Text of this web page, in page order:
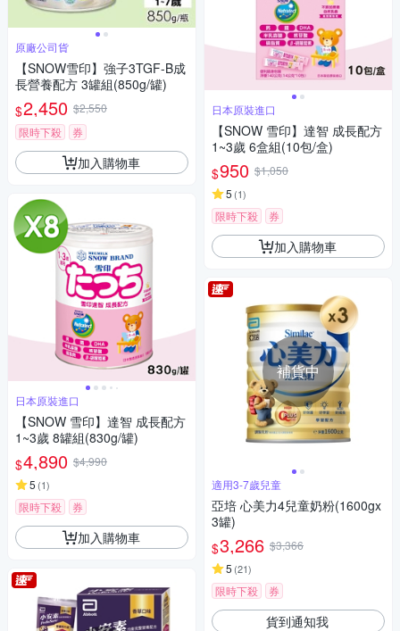
原廠公司貨
【SNOW雪印】強子3TGF-B成
長營養配方 3罐組(850g/罐)
$2,450 $2,550
限時下殺
券
加入購物車
日本原裝進口
【SNOW 雪印】達智 成長配方
1~3歲 8罐組(830g/罐)
$4,890 $4,990
5 (1)
限時下殺 券
加入購物車
日本原裝進口
【SNOW 雪印】達智 成長配方
1~3歲 6盒組(10包/盒)
$950 $1,050
5 (1)
限時下殺 券
加入購物車
補貨中
適用3-7歲兒童
亞培 心美力4兒童奶粉(1600gx
3罐)
$3,266 $3,366
5 (21)
限時下殺 券
貨到通知我